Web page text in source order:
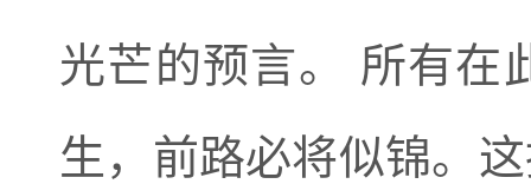
光芒的预言。
所有在
生，前路必将似锦。